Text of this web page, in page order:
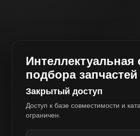
Интеллектуальная
подбора запчастей
Закрытый доступ
Доступ к базе совместимости и
ограничен.